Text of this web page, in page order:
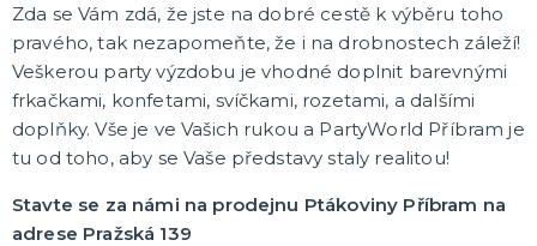
Zda se Vám zdá, že jste na dobré cestě k výběru toho
pravého, tak nezapomeňte, že i na drobnostech záleží!
Veškerou party výzdobu je vhodné doplnit barevnými
frkačkami, konfetami, svíčkami, rozetami, a dalšími
doplňky. Vše je ve Vašich rukou a PartyWorld Příbram je
tu od toho, aby se Vaše představy staly realitou!
Stavte se za námi na prodejnu Ptákoviny Příbram na
adrese Pražská 139